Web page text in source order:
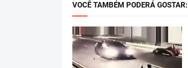
VOCÊ TAMBÉM PODERÁ GOSTAR: